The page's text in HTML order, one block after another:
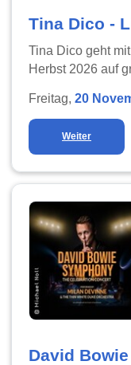
Tina Dico -
Tina Dico geht
Herbst 2026 auf
Freitag, 20
Weiter
David